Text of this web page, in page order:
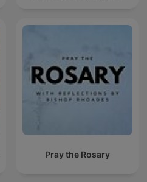
Pray the Rosary